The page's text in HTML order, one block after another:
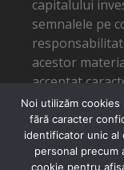
capitalului
semnalele pe
acestor
acceptat
că autorul nu
eventuale
Noi utilizăm
fără caracter
identificator unic al
personal precum
cookie pentru